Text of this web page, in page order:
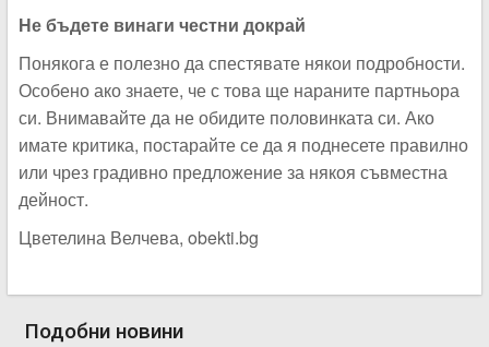
Не бъдете винаги честни докрай
Понякога е полезно да спестявате някои подробности.
Особено ако знаете, че с това ще нараните партньора
си. Внимавайте да не обидите половинката си. Ако
имате критика, постарайте се да я поднесете правилно
или чрез градивно предложение за някоя съвместна
дейност.
Цветелина Велчева, obekti.bg
Подобни новини